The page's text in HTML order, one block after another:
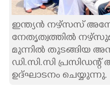
ASTRO
CARTOONS
LITERATURE
ഇന്ത്യൻ നഴ്സസ്
നേതൃത്വത്തിൽ
മുന്നിൽ തുടങ്ങിയ
ഡി.സി.സി പ്രസിഡന്റ്
ഉദ്ഘാടനം ചെയ്യുന്നു.